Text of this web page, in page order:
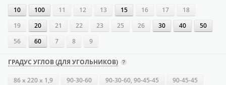
10 100 11 12 13 15 16 17
18
19
20 21 22 23 25 26 30 40
50
56
60 7 8 9
ГРАДУС УГЛОВ (ДЛЯ УГОЛЬНИКОВ)
86 х 220 х 1,9 90-30-60 90-30-60, 90-45-45 90-45-45